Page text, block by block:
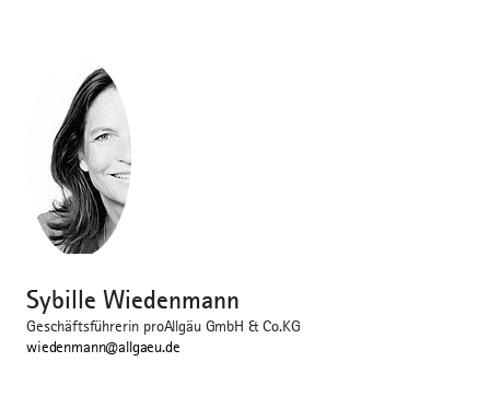
Sybille Wiedenmann
Geschäftsführerin proAllgäu GmbH & Co.KG
wiedenmann@allgaeu.de